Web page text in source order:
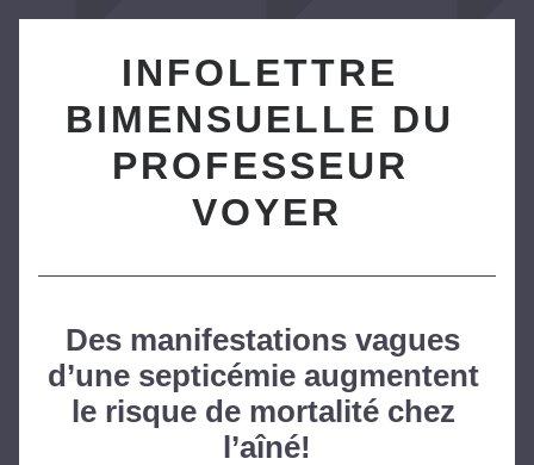
INFOLETTRE
BIMENSUELLE DU
PROFESSEUR
VOYER
Des manifestations vagues
d’une septicémie augmentent
le risque de mortalité chez
l’aîné!